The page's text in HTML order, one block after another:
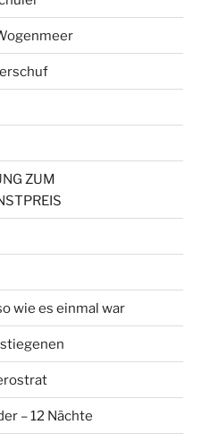
ZUM
wie es einmal war
– 12 Nächte